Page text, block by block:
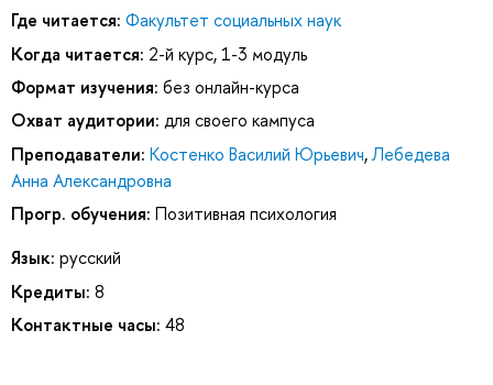
Где читается: Факультет социальных наук
Когда читается: 2-й курс, 1-3 модуль
Формат изучения: без онлайн-курса
Охват аудитории: для своего кампуса
Преподаватели: Костенко Василий Юрьевич,Лебедева
Анна Александровна
Прогр. обучения: Позитивная психология
Язык: русский
Кредиты: 8
Контактные часы: 48